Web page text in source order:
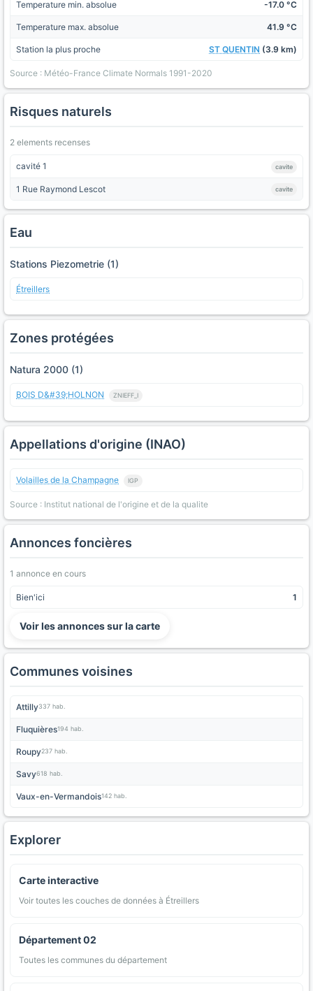
Temperature min. absolue -17.0 °C
Temperature max. absolue 41.9 °C
Station la plus proche ST QUENTIN (3.9 km)
Source : Météo-France Climate Normals 1991-2020
Risques naturels
2 elements recenses
cavité 1 cavite
1 Rue Raymond Lescot cavite
Eau
Stations Piezometrie (1)
Étreillers
Zones protégées
Natura 2000 (1)
BOIS D&#39;HOLNON ZNIEFF_I
Appellations d'origine (INAO)
Volailles de la Champagne IGP
Source : Institut national de l'origine et de la qualite
Annonces foncières
1 annonce en cours
Bien'ici 1
Voir les annonces sur la carte
Communes voisines
Attilly337 hab.
Fluquières194 hab.
Roupy237 hab.
Savy618 hab.
Vaux-en-Vermandois142 hab.
Explorer
Carte interactive
Voir toutes les couches de données à Étreillers
Département 02
Toutes les communes du département